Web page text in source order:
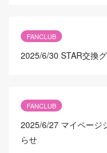
FANCLUB
2025/6/30 STAR交換
FANCLUB
2025/6/27 マイページ
らせ